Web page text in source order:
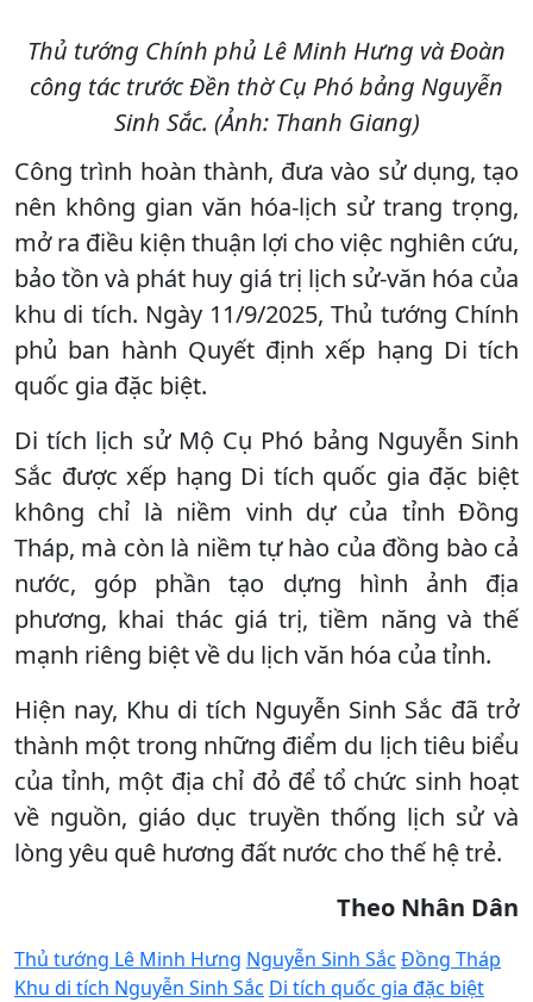
Thủ tướng Chính phủ Lê Minh Hưng và Đoàn
công tác trước Đền thờ Cụ Phó bảng Nguyễn
Sinh Sắc. (Ảnh: Thanh Giang)
Công trình hoàn thành, đưa vào sử dụng, tạo
nên không gian văn hóa-lịch sử trang trọng,
mở ra điều kiện thuận lợi cho việc nghiên cứu,
bảo tồn và phát huy giá trị lịch sử-văn hóa của
khu di tích. Ngày 11/9/2025, Thủ tướng Chính
phủ ban hành Quyết định xếp hạng Di tích
quốc gia đặc biệt.
Di tích lịch sử Mộ Cụ Phó bảng Nguyễn Sinh
Sắc được xếp hạng Di tích quốc gia đặc biệt
không chỉ là niềm vinh dự của tỉnh Đồng
Tháp, mà còn là niềm tự hào của đồng bào cả
nước, góp phần tạo dựng hình ảnh địa
phương, khai thác giá trị, tiềm năng và thế
mạnh riêng biệt về du lịch văn hóa của tỉnh.
Hiện nay, Khu di tích Nguyễn Sinh Sắc đã trở
thành một trong những điểm du lịch tiêu biểu
của tỉnh, một địa chỉ đỏ để tổ chức sinh hoạt
về nguồn, giáo dục truyền thống lịch sử và
lòng yêu quê hương đất nước cho thế hệ trẻ.
Theo Nhân Dân
Thủ tướng Lê Minh Hưng Nguyễn Sinh Sắc Đồng Tháp
Khu di tích Nguyễn Sinh Sắc Di tích quốc gia đặc biệt